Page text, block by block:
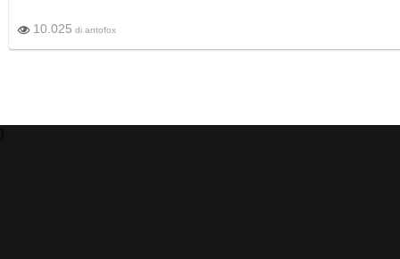
10.025 di antofox